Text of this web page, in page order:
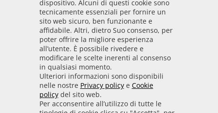
Codice IPA
odpt_to
Linee guida
Sito realizzato seguendo le linee guida di sviluppo
per i servizi web delle PA pubblicate da AGID in
collaborazione con il TEAM PER LA
TRASFORMAZIONE DIGITALE.
dispositivo. Alcuni di questi cookie sono
tecnicamente essenziali per fornire un
sito web sicuro, ben funzionante e
affidabile. Altri, dietro Suo consenso, per
poter offrire la migliore esperienza
all’utente. È possibile rivedere e
modificare le scelte inerenti al consenso
in qualsiasi momento.
Ulteriori informazioni sono disponibili
nelle nostre Privacy policye Cookie
policydel sito web.
Per acconsentire all’utilizzo di tutte le